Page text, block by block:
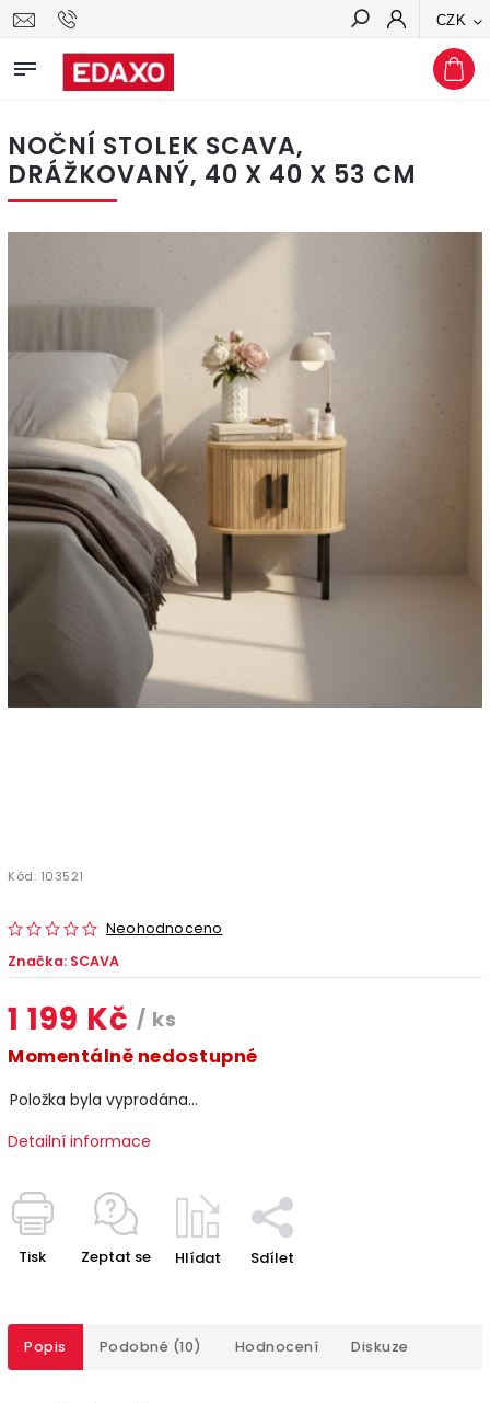
CZK
Hledat
NOČNÍ STOLEK SCAVA,
DRÁŽKOVANÝ, 40 X 40 X 53 CM
Kód: 103521
Neohodnoceno
Značka: SCAVA
1 199 Kč / ks
Momentálně nedostupné
Položka byla vyprodána…
Detailní informace
Tisk Zeptat se Hlídat Sdílet
Popis Podobné (10) Hodnocení Diskuze